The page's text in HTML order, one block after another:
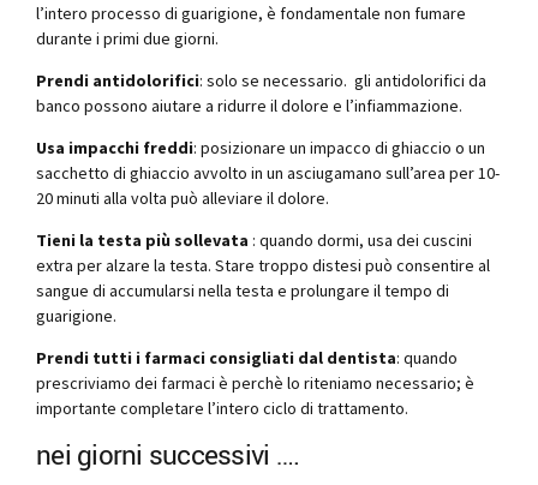
l’intero processo di guarigione, è fondamentale non fumare
durante i primi due giorni.
Prendi antidolorifici: solo se necessario. gli antidolorifici da
banco possono aiutare a ridurre il dolore e l’infiammazione.
Usa impacchi freddi: posizionare un impacco di ghiaccio o un
sacchetto di ghiaccio avvolto in un asciugamano sull’area per 10-
20 minuti alla volta può alleviare il dolore.
Tieni la testa più sollevata : quando dormi, usa dei cuscini
extra per alzare la testa. Stare troppo distesi può consentire al
sangue di accumularsi nella testa e prolungare il tempo di
guarigione.
Prendi tutti i farmaci consigliati dal dentista: quando
prescriviamo dei farmaci è perchè lo riteniamo necessario; è
importante completare l’intero ciclo di trattamento.
nei giorni successivi ….